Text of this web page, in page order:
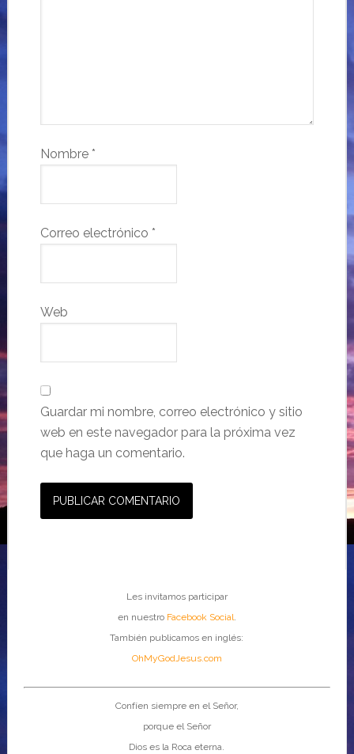
Nombre *
Correo electrónico *
Web
Guardar mi nombre, correo electrónico y sitio
web en este navegador para la próxima vez
que haga un comentario.
Les invitamos participar
en nuestro Facebook Social.
También publicamos en inglés:
OhMyGodJesus.com
Confíen siempre en el Señor,
porque el Señor
Dios es la Roca eterna.